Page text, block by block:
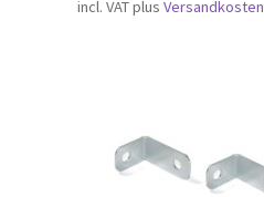
incl. VATplusVersandkosten